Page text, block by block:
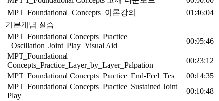
MPT_Foundational_Concepts_이론강의
01:46:04
기본개념 실습
MPT_Foundational Concepts_Practice
_Oscillation_Joint_Play_Visual Aid
00:05:46
MPT_Foundational
Concepts_Practice_Layer_by_Layer_Palpation
00:23:12
MPT_Foundational Concepts_Practice_End-Feel_Test
00:14:35
MPT_Foundational Concepts_Practice_Sustained Joint
Play
00:10:48